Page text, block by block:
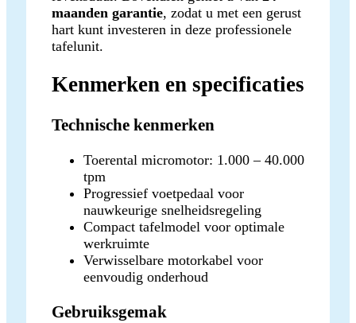
maanden garantie, zodat u met een gerust
hart kunt investeren in deze professionele
tafelunit.
Kenmerken en specificaties
Technische kenmerken
Toerental micromotor: 1.000 – 40.000
tpm
Progressief voetpedaal voor
nauwkeurige snelheidsregeling
Compact tafelmodel voor optimale
werkruimte
Verwisselbare motorkabel voor
eenvoudig onderhoud
Gebruiksgemak